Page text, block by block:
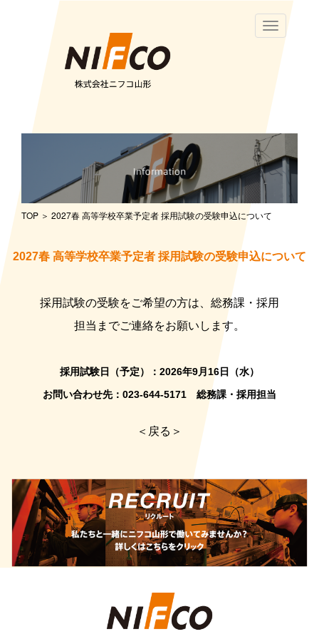
Toggle
navigation
TOP ＞ 2027春 高等学校卒業予定者 採用試験の受験申込について
2027春 高等学校卒業予定者 採用試験の受験申込について
採用試験の受験をご希望の方は、総務課・採用
担当までご連絡をお願いします。
採用試験日（予定）：2026年9月16日（水）
お問い合わせ先：023-644-5171 総務課・採用担当
＜戻る＞